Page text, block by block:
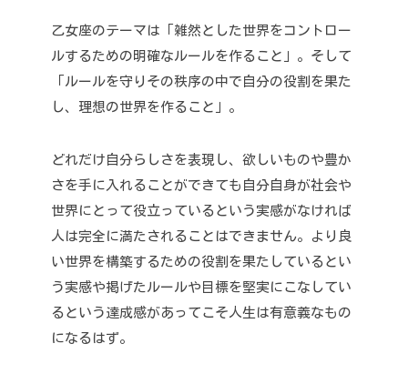
乙女座のテーマは「雑然とした世界をコントロー
ルするための明確なルールを作ること」。 そして
「ルールを守りその秩序の中で自分の役割を果た
し、理想の世界を作ること」。
どれだけ自分らしさを表現し、欲しいものや豊か
さを手に入れることができても 自分自身が社会や
世界にとって役立っているという実感がなければ
人は完全に満たされることはできません。
より良
い世界を構築するための役割を果たしているとい
う実感や掲げたルールや目標を堅実にこなしてい
るという達成感があってこそ人生は有意義なもの
になるはず。